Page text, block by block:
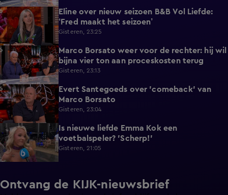
3:33
Eline over nieuw seizoen B&B Vol Liefde:
‘Fred maakt het seizoen’
Gisteren, 23:25
3:32
Marco Borsato weer voor de rechter: hij wil
bijna vier ton aan proceskosten terug
Gisteren, 23:13
8:57
Evert Santegoeds over 'comeback' van
Marco Borsato
Gisteren, 23:04
0:38
Is nieuwe liefde Emma Kok een
voetbalspeler? 'Scherp!'
Gisteren, 21:05
Ontvang de KIJK-nieuwsbrief